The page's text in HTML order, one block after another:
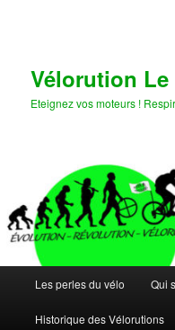
Vélorution Le
Eteignez vos moteurs !
principal
Les perles du vélo Qui
Historique des Vélorutions